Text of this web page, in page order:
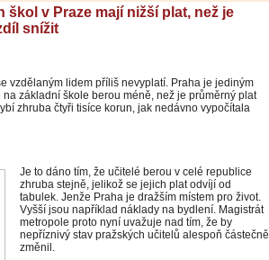
škol v Praze mají nižší plat, než je
snížit
vzdělaným lidem příliš nevyplatí. Praha je jediným
základní škole berou méně, než je průměrný plat
zhruba čtyři tisíce korun, jak nedávno vypočítala
Je to dáno tím, že učitelé berou v celé republice
zhruba stejně, jelikož se jejich plat odvíjí od
tabulek. Jenže Praha je dražším místem pro život.
Vyšší jsou například náklady na bydlení. Magistrát
metropole proto nyní uvažuje nad tím, že by
nepříznivý stav pražských učitelů alespoň částečně
změnil.